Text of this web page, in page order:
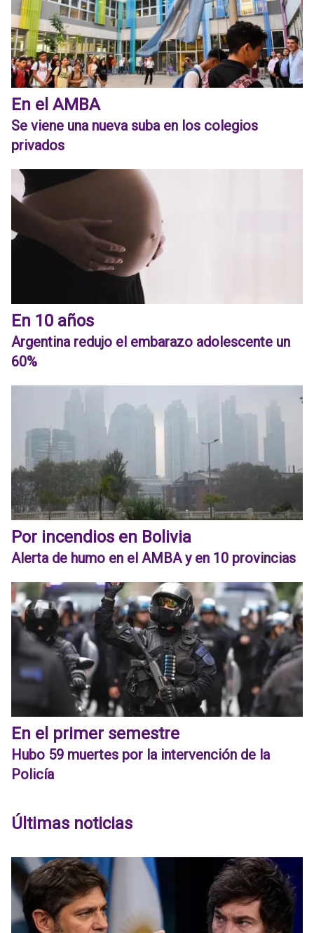
En el AMBA
Se viene una nueva suba en los colegios
privados
En 10 años
Argentina redujo el embarazo adolescente un
60%
Por incendios en Bolivia
Alerta de humo en el AMBA y en 10 provincias
En el primer semestre
Hubo 59 muertes por la intervención de la
Policía
Últimas noticias